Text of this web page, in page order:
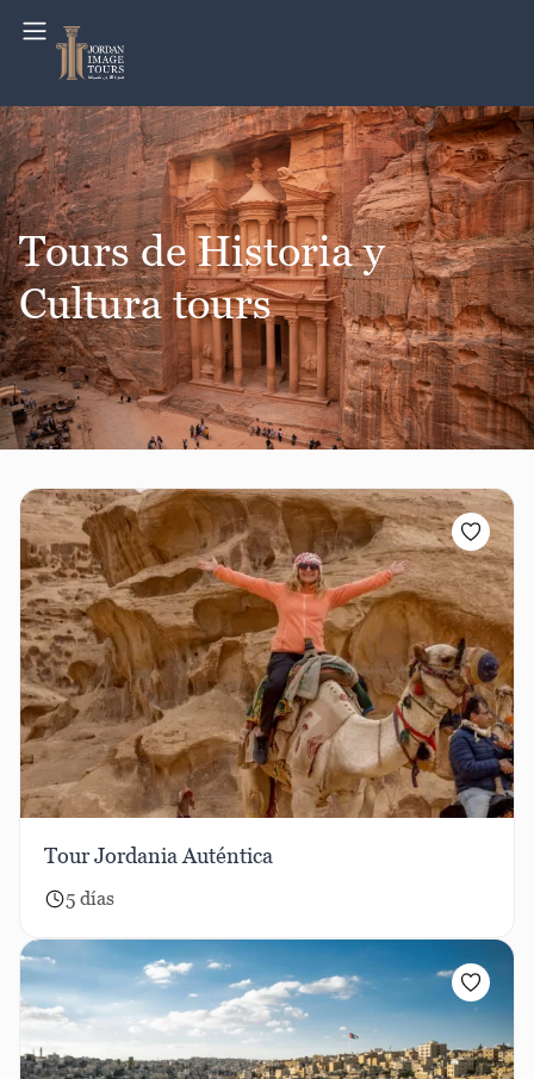
Tours de Historia y
Cultura tours
Tour Jordania Auténtica
5 días